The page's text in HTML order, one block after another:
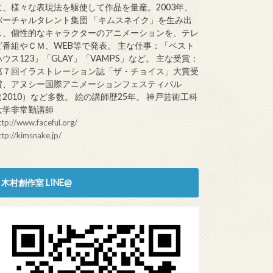
、様々な表現法を駆使して作品を量産。2003年、
ーチャルタレント集団 「キムスネイク」を生み出
、個性的なキャラクターのアニメーションを、テレ
番組やＣＭ、WEB等で発表。 主な仕事：「ベスト
ウス123」「GLAY」「VAMPS」など。 主な受賞：
７回イラストレーション誌「ザ・チョイス」大賞受
、アヌシー国際アニメーションフェスティバル
2010）など多数。 絵の講師歴25年。 神戸芸術工科
学非常勤講師
www.faceful.org/
kimsnake.jp/
木村創作室 LINE@